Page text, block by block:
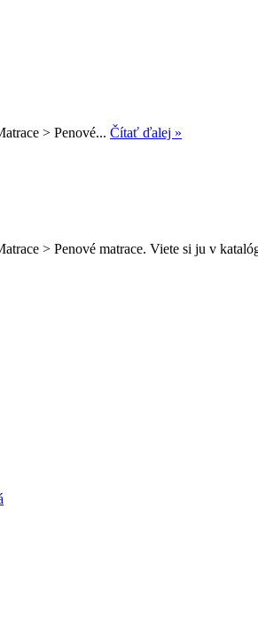
> Penové... Čítať ďalej »
> Penové matrace. Viete si ju v